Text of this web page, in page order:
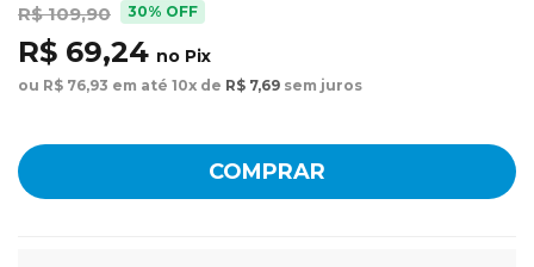
R$ 109,90 30% OFF
R$ 69,24 no Pix
ou R$ 76,93 em até 10x de R$ 7,69 sem juros
COMPRAR